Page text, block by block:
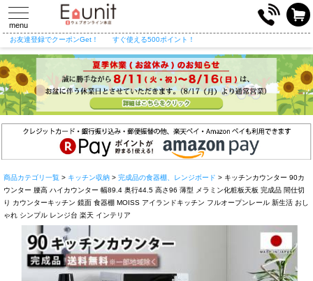
toggle
navigation
menu
お友達登録でクーポンGet！ すぐ使える500ポイント！
商品カテゴリ一覧 > キッチン収納 > 完成品の食器棚、レンジボード > キッチンカウンター 90カ
ウンター 腰高 ハイカウンター 幅89.4 奥行44.5 高さ96 薄型 メラミン化粧板天板 完成品 間仕切
り カウンターキッチン 鏡面 食器棚 MOISS アイランドキッチン フルオープンレール 新生活 おし
ゃれ シンプル レンジ台 楽天 インテリア